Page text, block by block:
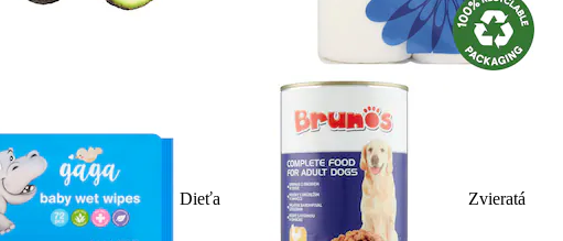
Dieťa Zvieratá